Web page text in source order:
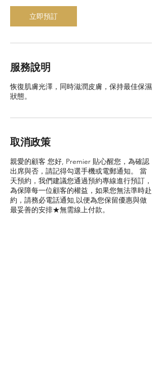
立即預訂
服務說明
恢復肌膚光澤，同時滋潤皮膚，保持最佳保濕
狀態。
取消政策
親愛的顧客 您好, Premier 貼心醒您，為確認
出席與否，請記得勾選手機或電郵通知。 當
天預約，我們建議您通過預約專線進行預訂，
為保障每一位顧客的權益，如果您無法準時赴
約，請務必電話通知,以便為您保留優惠與做
最妥善的安排★無需線上付款。